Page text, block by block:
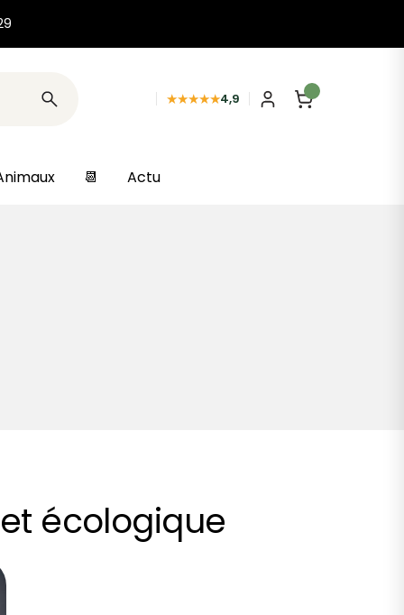
★★★★★4,9
📆 Actu
écologique